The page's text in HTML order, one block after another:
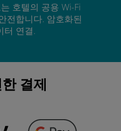
호텔의 공용 Wi-Fi
전합니다. 암호화된
터 연결.
결제